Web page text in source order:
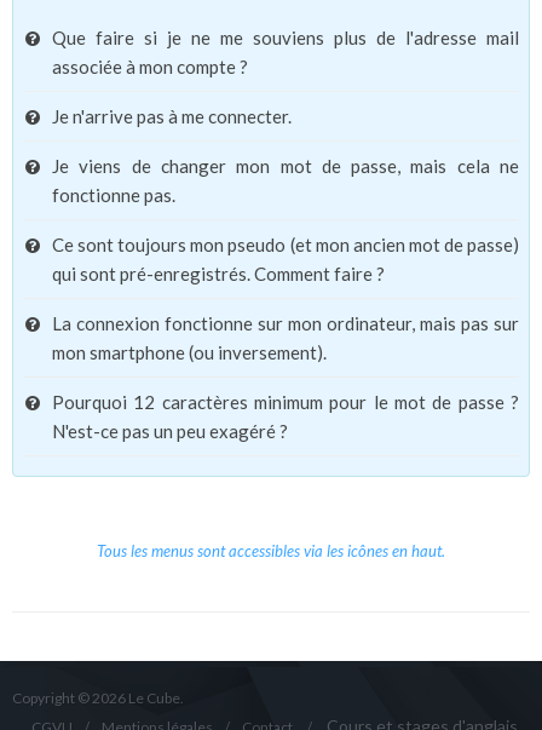
Que faire si je ne me souviens plus de l'adresse mail
associée à mon compte ?
Je n'arrive pas à me connecter.
Je viens de changer mon mot de passe, mais cela ne
fonctionne pas.
Ce sont toujours mon pseudo (et mon ancien mot de passe)
qui sont pré-enregistrés. Comment faire ?
La connexion fonctionne sur mon ordinateur, mais pas sur
mon smartphone (ou inversement).
Pourquoi 12 caractères minimum pour le mot de passe ?
N'est-ce pas un peu exagéré ?
Tous les menus sont accessibles via les icônes en haut.
Copyright © 2026 Le Cube.
Cours et stages d'anglais